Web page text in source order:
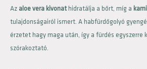
Az aloe vera kivonathidratálja a bőrt, míg a
tulajdonságairól ismert. A habfürdőgolyó
érzetet hagy maga után, így a fürdés egyszerre
szórakoztató.